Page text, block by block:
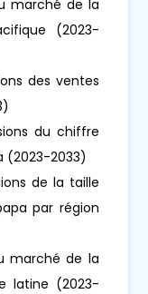
marché de la
(2023-
des ventes
du chiffre
(2023-2033)
de la taille
par région
marché de la
latine (2023-